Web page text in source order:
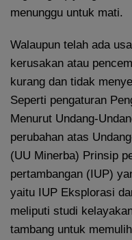
menunggu untuk mati.
Walaupun telah ada
kerusakan atau
kurang dan tidak
Seperti pengaturan
Menurut Undang-
perubahan atas
(UU Minerba) Prinsip
pertambangan (IUP)
yaitu IUP Eksplorasi
meliputi studi
tambang untuk